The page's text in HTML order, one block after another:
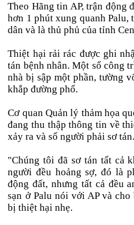
Theo Hãng tin AP, trận động
hơn 1 phút xung quanh Palu,
dân và là thủ phủ của tỉnh
Thiệt hại rải rác được ghi
tán bệnh nhân. Một số công
nhà bị sập một phần, tường
khắp đường phố.
Cơ quan Quản lý thảm họa
đang thu thập thông tin về
xảy ra và số người phải sơ tán.
"Chúng tôi đã sơ tán tất cả
người đều hoảng sợ, đó là
động đất, nhưng tất cả đều
sạn ở Palu nói với AP và
bị thiệt hại nhẹ.